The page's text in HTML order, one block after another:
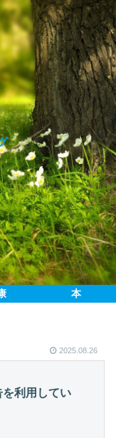
本
2025.08.26
利用してい